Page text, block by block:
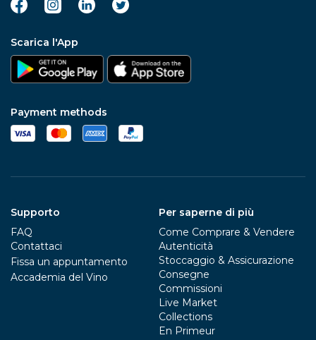
Scarica l'App
Payment methods
Supporto
FAQ
Contattaci
Fissa un appuntamento
Accademia del Vino
Per saperne di più
Come Comprare & Vendere
Autenticità
Stoccaggio & Assicurazione
Consegne
Commissioni
Live Market
Collections
En Primeur